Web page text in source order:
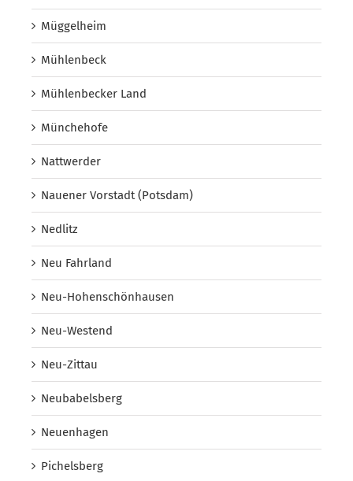
Müggelheim
Mühlenbeck
Mühlenbecker Land
Münchehofe
Nattwerder
Nauener Vorstadt (Potsdam)
Nedlitz
Neu Fahrland
Neu-Hohenschönhausen
Neu-Westend
Neu-Zittau
Neubabelsberg
Neuenhagen
Pichelsberg